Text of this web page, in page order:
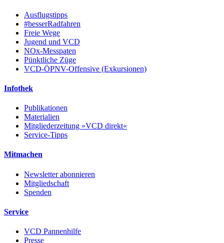
Ausflugstipps
#besserRadfahren
Freie Wege
Jugend und VCD
NOx-Messpaten
Pünktliche Züge
VCD-ÖPNV-Offensive (Exkursionen)
Infothek
Publikationen
Materialien
Mitgliederzeitung »VCD direkt«
Service-Tipps
Mitmachen
Newsletter abonnieren
Mitgliedschaft
Spenden
Service
VCD Pannenhilfe
Presse